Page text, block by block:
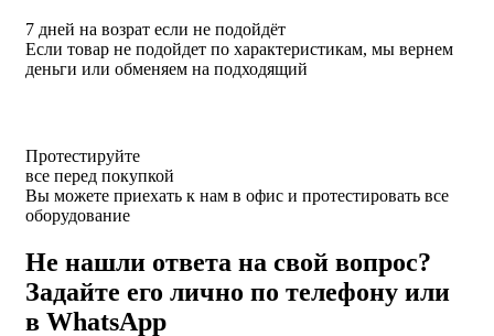
7 дней на возрат если не подойдёт
Если товар не подойдет по характеристикам, мы вернем
деньги или обменяем на подходящий
Протестируйте
все перед покупкой
Вы можете приехать к нам в офис и протестировать все
оборудование
Не нашли ответа на свой вопрос?
Задайте его лично по телефону или
в WhatsApp